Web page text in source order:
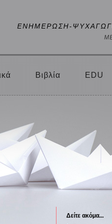
ΕΝΗΜΕΡΩΣΗ-
Βιβλία EDU
Δείτε ακόμα...